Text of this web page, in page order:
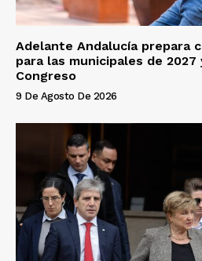
Adelante Andalucía prepara
para las municipales de
Congreso
9 De Agosto De 2026